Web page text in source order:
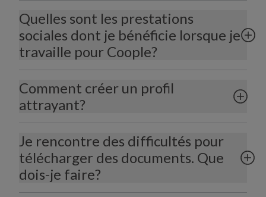
Quelles sont les prestations
sociales dont je bénéficie lorsque je
travaille pour Coople?
Comment créer un profil
attrayant?
Je rencontre des difficultés pour
télécharger des documents. Que
dois-je faire?